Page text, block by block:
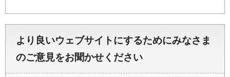
より良いウェブサイトにするためにみなさま
のご意見をお聞かせください